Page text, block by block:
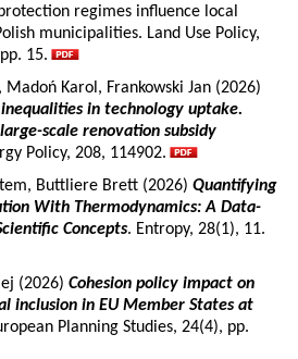
regimes influence local
municipalities. Land Use Policy,
15.
Madoń Karol, Frankowski Jan (2026)
in technology uptake.
scale renovation subsidy
Policy, 208, 114902.
Buttliere Brett (2026) Quantifying
With Thermodynamics: A Data-
Concepts. Entropy, 28(1), 11.
(2026) Cohesion policy impact on
inclusion in EU Member States at
Planning Studies, 24(4), pp.